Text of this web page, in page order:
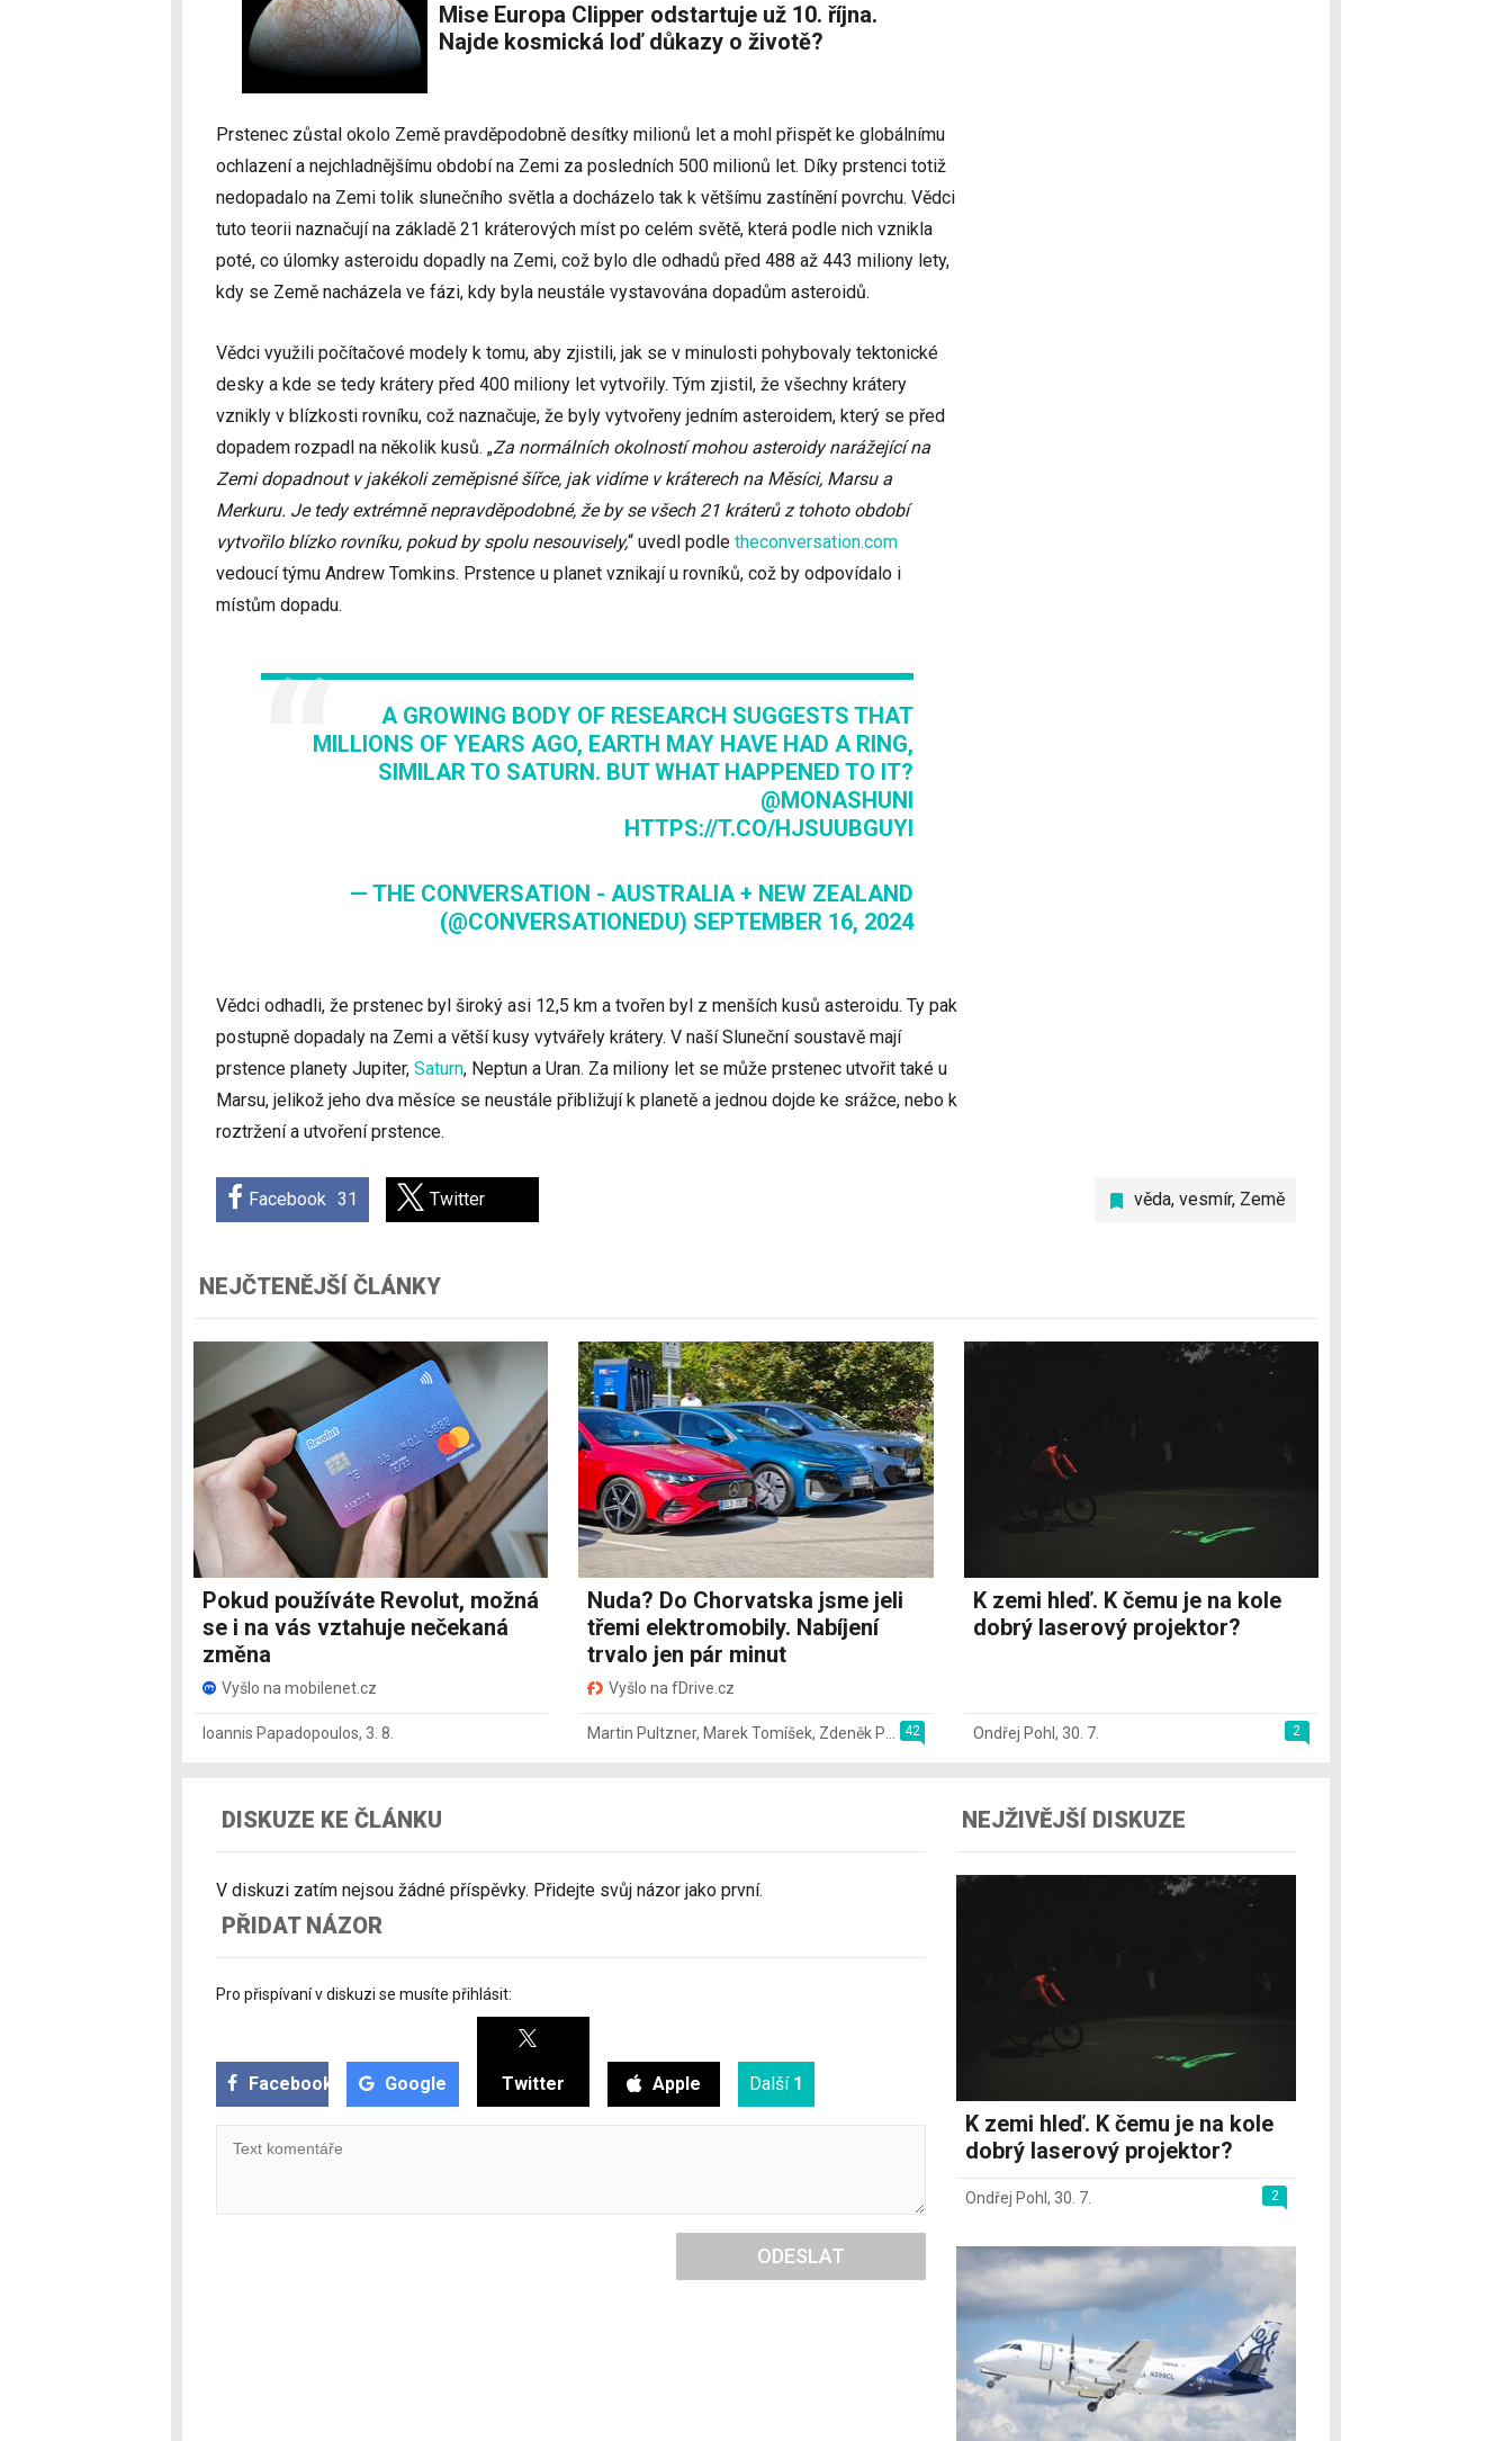
Mise Europa Clipper odstartuje už 10. října.
Najde kosmická loď důkazy o životě?
Prstenec zůstal okolo Země pravděpodobně desítky milionů let a mohl přispět ke globálnímu
ochlazení a nejchladnějšímu období na Zemi za posledních 500 milionů let. Díky prstenci totiž
nedopadalo na Zemi tolik slunečního světla a docházelo tak k většímu zastínění povrchu. Vědci
tuto teorii naznačují na základě 21 kráterových míst po celém světě, která podle nich vznikla
poté, co úlomky asteroidu dopadly na Zemi, což bylo dle odhadů před 488 až 443 miliony lety,
kdy se Země nacházela ve fázi, kdy byla neustále vystavována dopadům asteroidů.
Vědci využili počítačové modely k tomu, aby zjistili, jak se v minulosti pohybovaly tektonické
desky a kde se tedy krátery před 400 miliony let vytvořily. Tým zjistil, že všechny krátery
vznikly v blízkosti rovníku, což naznačuje, že byly vytvořeny jedním asteroidem, který se před
dopadem rozpadl na několik kusů. „Za normálních okolností mohou asteroidy narážející na
Zemi dopadnout v jakékoli zeměpisné šířce, jak vidíme v kráterech na Měsíci, Marsu a
Merkuru. Je tedy extrémně nepravděpodobné, že by se všech 21 kráterů z tohoto období
vytvořilo blízko rovníku, pokud by spolu nesouvisely,“ uvedl podle theconversation.com
vedoucí týmu Andrew Tomkins. Prstence u planet vznikají u rovníků, což by odpovídalo i
místům dopadu.
A GROWING BODY OF RESEARCH SUGGESTS THAT
MILLIONS OF YEARS AGO, EARTH MAY HAVE HAD A RING,
SIMILAR TO SATURN. BUT WHAT HAPPENED TO IT?
@MONASHUNI
HTTPS://T.CO/HJSUUBGUYI
— THE CONVERSATION - AUSTRALIA + NEW ZEALAND
(@CONVERSATIONEDU) SEPTEMBER 16, 2024
Vědci odhadli, že prstenec byl široký asi 12,5 km a tvořen byl z menších kusů asteroidu. Ty pak
postupně dopadaly na Zemi a větší kusy vytvářely krátery. V naší Sluneční soustavě mají
prstence planety Jupiter, Saturn, Neptun a Uran. Za miliony let se může prstenec utvořit také u
Marsu, jelikož jeho dva měsíce se neustále přibližují k planetě a jednou dojde ke srážce, nebo k
roztržení a utvoření prstence.
věda, vesmír, Země
Facebook 31 Twitter
NEJČTENĚJŠÍ ČLÁNKY
Pokud používáte Revolut, možná
se i na vás vztahuje nečekaná
změna
Vyšlo na mobilenet.cz
Ioannis Papadopoulos, 3. 8.
Nuda? Do Chorvatska jsme jeli
třemi elektromobily. Nabíjení
trvalo jen pár minut
Vyšlo na fDrive.cz
42
Martin Pultzner, Marek Tomíšek, Zdeněk Pečený
K zemi hleď. K čemu je na kole
dobrý laserový projektor?
2
Ondřej Pohl , 30. 7.
DISKUZE KE ČLÁNKU
V diskuzi zatím nejsou žádné příspěvky. Přidejte svůj názor jako první.
PŘIDAT NÁZOR
Pro přispívaní v diskuzi se musíte přihlásit:
Facebook Google Twitter Apple Další 1
ODESLAT
NEJŽIVĚJŠÍ DISKUZE
K zemi hleď. K čemu je na kole
dobrý laserový projektor?
2
Ondřej Pohl, 30. 7.